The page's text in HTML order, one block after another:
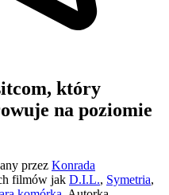
który
na poziomie
przez Konrada
filmów jak D.I.L., Symetria,